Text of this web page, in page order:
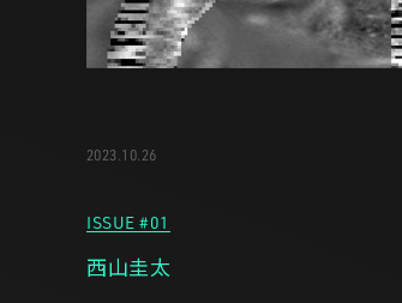
2023.10.26
ISSUE #01
西山圭太